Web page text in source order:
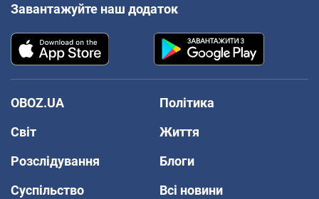
Завантажуйте наш додаток
OBOZ.UA
Політика
Світ
Життя
Розслідування
Блоги
Суспільство
Всі новини